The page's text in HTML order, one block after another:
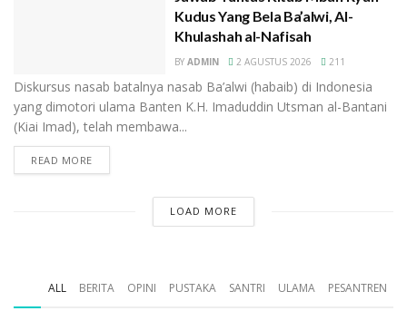
bersambung. Jika Abdullah bin Yahya dari anak Toha
yang bernama Umar, Muhammad Lutfi dari anak Toha
yang bernama Muhammad al-Qodi. Tetapi, FSZ tidak
mencatat Muhammad al-Qodi sebagai anak Toha,
sebagaimana ia juga tidak mencatat Umar mempunyai
saudara bernama Muhammad al-Qodi.
Silsilah lengkap Muhammad Lutfi sampai Toha adalah
Umar bin Toha bin Hasan bin Toha bin Muhammad
delapan nama.
Kudus Yang Bela Ba’alwi, Al-
Khulashah al-Nafisah
BY ADMIN 2 AGUSTUS 2026 211
Diskursus nasab batalnya nasab Ba’alwi (habaib) di Indonesia
yang dimotori ulama Banten K.H. Imaduddin Utsman al-Bantani
(Kiai Imad), telah membawa...
READ MORE
LOAD MORE
ALL BERITA OPINI PUSTAKA SANTRI ULAMA PESANTREN